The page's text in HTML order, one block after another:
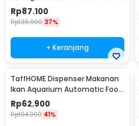
LX01
Rp87.100
Rp136.900 37%
+ Keranjang
TaffHOME Dispenser Makanan
Ikan Aquarium Automatic Food
Timer - GA-300D
Rp62.900
Rp104.900 41%